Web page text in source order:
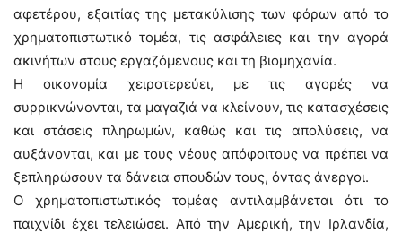
αφετέρου, εξαιτίας της μετακύλισης των φόρων από το
χρηματοπιστωτικό τομέα, τις ασφάλειες και την αγορά
ακινήτων στους εργαζόμενους και τη βιομηχανία.
Η οικονομία χειροτερεύει, με τις αγορές να
συρρικνώνονται, τα μαγαζιά να κλείνουν, τις κατασχέσεις
και στάσεις πληρωμών, καθώς και τις απολύσεις, να
αυξάνονται, και με τους νέους απόφοιτους να πρέπει να
ξεπληρώσουν τα δάνεια σπουδών τους, όντας άνεργοι.
Ο χρηματοπιστωτικός τομέας αντιλαμβάνεται ότι το
παιχνίδι έχει τελειώσει. Από την Αμερική, την Ιρλανδία,